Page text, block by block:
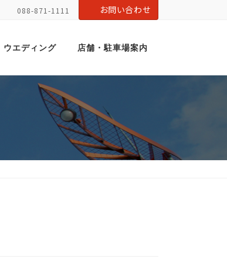
088-871-1111 お問い合わせ
ウエディング 店舗・駐車場案内